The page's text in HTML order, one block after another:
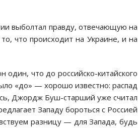
выболтал правду, отвечающую на
что происходит на Украине, и на
что до российско-китайского
«до» — хорошо известно: распад
Джордж Буш-старший уже считал
Западу бороться с Россией
разницу — для Запада, будь